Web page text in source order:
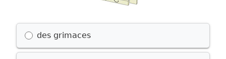
Possible choices
des grimaces